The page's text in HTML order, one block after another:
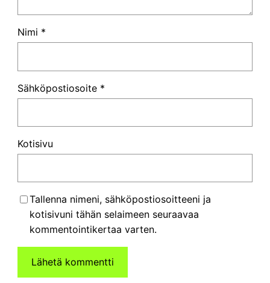
Nimi *
Sähköpostiosoite *
Kotisivu
Tallenna nimeni, sähköpostiosoitteeni ja
kotisivuni tähän selaimeen seuraavaa
kommentointikertaa varten.